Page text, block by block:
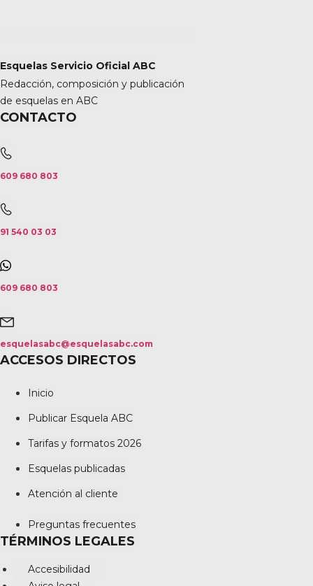
Esquelas Servicio Oficial ABC
Redacción, composición y publicación
de esquelas en ABC
CONTACTO
609 680 803
91 540 03 03
609 680 803
esquelasabc@esquelasabc.com
ACCESOS DIRECTOS
Inicio
Publicar Esquela ABC
Tarifas y formatos 2026
Esquelas publicadas
Atención al cliente
Preguntas frecuentes
TÉRMINOS LEGALES
Accesibilidad